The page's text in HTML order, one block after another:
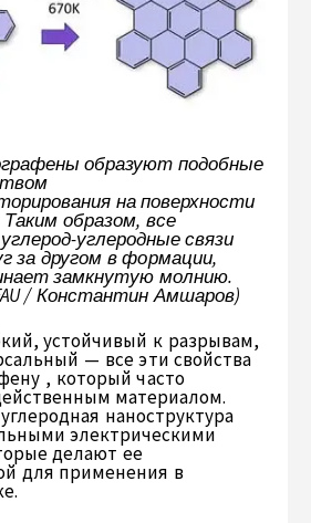
образуют подобные
на поверхности
образом, все
углеродные связи
за другом в формации,
замкнутую молнию.
/ Константин Амшаров)
устойчивый к разрывам,
— все эти свойства
, который часто
материалом.
наноструктура
электрическими
делают ее
для применения в